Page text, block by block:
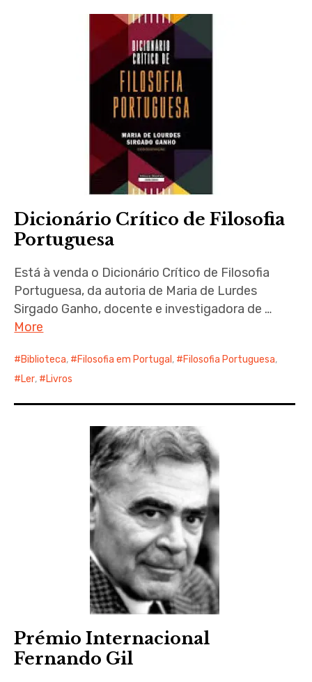
Dicionário Crítico de Filosofia
Portuguesa
Está à venda o Dicionário Crítico de Filosofia
Portuguesa, da autoria de Maria de Lurdes
Sirgado Ganho, docente e investigadora de …
More
Biblioteca, Filosofia em Portugal , Filosofia Portuguesa,
Ler, Livros
Prémio Internacional
Fernando Gil